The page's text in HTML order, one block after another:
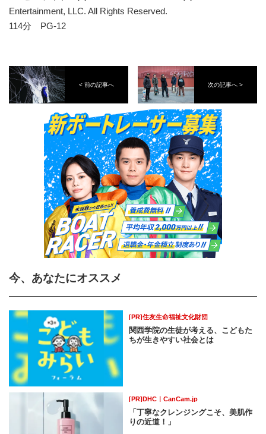
Entertainment, LLC. All Rights Reserved.
114分 PG-12
< 前の記事へ 次の記事へ >
今、あなたにオススメ
[PR]住友生命福祉文化財団
関西学院の生徒が考える、こどもた
ちが生きやすい社会とは
[PR]DHC｜CanCam.jp
「丁寧なクレンジングこそ、美肌作
りの近道！」